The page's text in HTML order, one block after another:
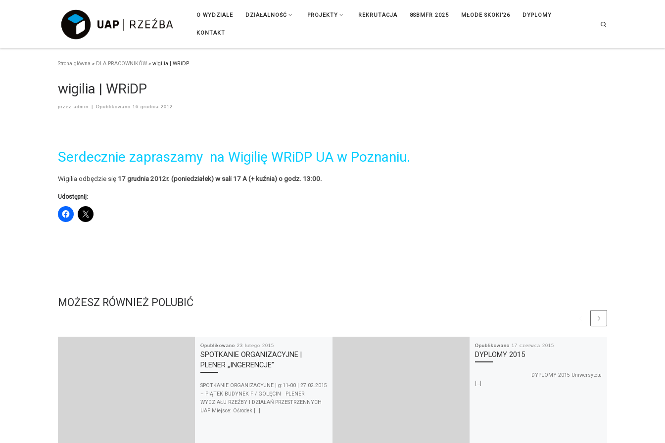
O WYDZIALE DZIAŁALNOŚĆ PROJEKTY REKRUTACJA 8SBMFR 2025 MŁODE SKOKI’26 DYPLOMY
KONTAKT
Strona główna » DLA PRACOWNIKÓW » wigilia | WRiDP
wigilia | WRiDP
przez admin Opublikowano 16 grudnia 2012
Serdecznie zapraszamy na Wigilię WRiDP UA w Poznaniu.
Wigilia odbędzie się 17 grudnia 2012r. (poniedziałek) w sali 17 A (+ kuźnia) o godz. 13:00.
Udostępnij:
MOŻESZ RÓWNIEŻ POLUBIĆ
Opublikowano 23 lutego 2015
SPOTKANIE ORGANIZACYJNE |
PLENER „INGERENCJE”
SPOTKANIE ORGANIZACYJNE | g:11-00 | 27.02.2015
– PIĄTEK BUDYNEK F / GOLĘCIN PLENER
WYDZIAŁU RZEŹBY I DZIAŁAŃ PRZESTRZENNYCH
UAP Miejsce: Ośrodek […]
Opublikowano 17 czerwca 2015
DYPLOMY 2015
DYPLOMY 2015 Uniwersytetu
[…]